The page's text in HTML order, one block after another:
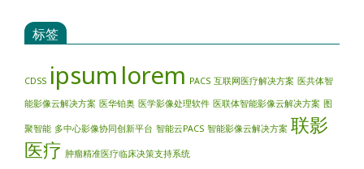
标签
CDSS ipsum lorem PACS 互联网医疗解决方案 医共体智
能影像云解决方案 医华铂奥 医学影像处理软件 医联体智能影像云解决方案 图
聚智能 多中心影像协同创新平台 智能云PACS 智能影像云解决方案 联影
医疗 肿瘤精准医疗临床决策支持系统